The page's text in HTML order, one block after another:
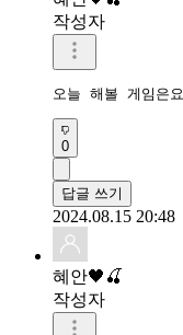
작성자
오늘 해볼 게임은요
0
답글 쓰기
2024.08.15 20:48
혜안🖤🍒
작성자